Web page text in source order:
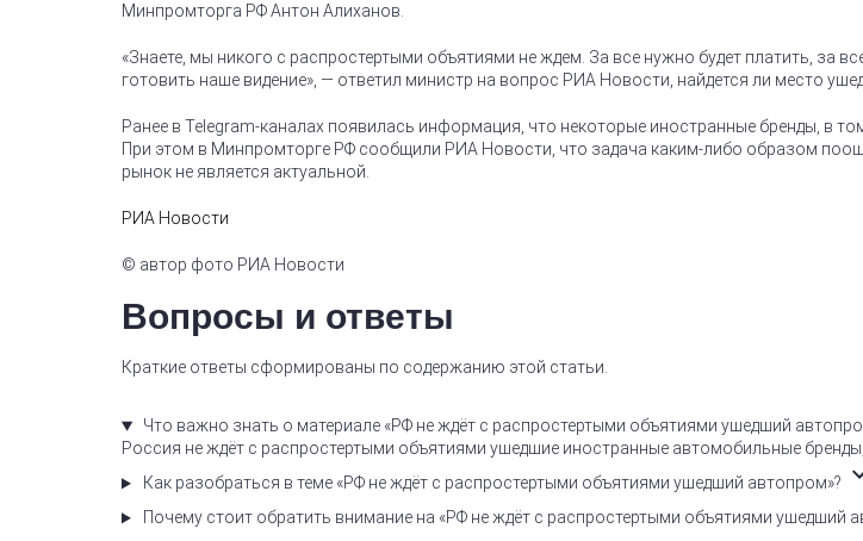
Минпромторга РФ Антон Алиханов.
«Знаете, мы никого с распростертыми объятиями не ждем. За все нужно будет платить, за
готовить наше видение», — ответил министр на вопрос РИА Новости, найдется ли место
Ранее в Telegram-каналах появилась информация, что некоторые иностранные бренды, в
При этом в Минпромторге РФ сообщили РИА Новости, что задача каким-либо образом
рынок не является актуальной.
РИА Новости
© автор фото РИА Новости
Вопросы и ответы
Краткие ответы сформированы по содержанию этой статьи.
Что важно знать о материале «РФ не ждёт с распростертыми объятиями ушедший
Россия не ждёт с распростертыми объятиями ушедшие иностранные автомобильные
Как разобраться в теме «РФ не ждёт с распростертыми объятиями ушедший автопром»?
Почему стоит обратить внимание на «РФ не ждёт с распростертыми объятиями ушедший